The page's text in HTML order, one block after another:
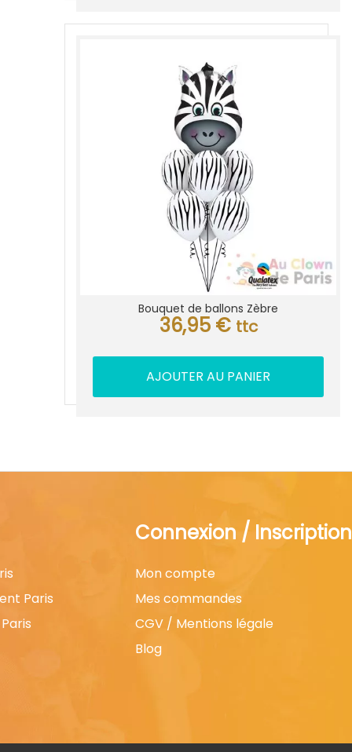
Bouquet de ballons Zèbre
36,95 € ttc
AJOUTER AU PANIER
Paris
Connexion / Inscription
Mon compte
Mes commandes
CGV / Mentions légale
Blog